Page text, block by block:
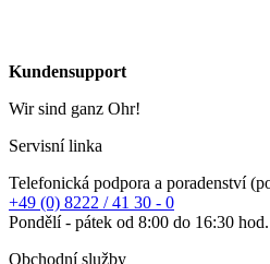
Wir sind ganz Ohr!
Servisní linka
+49 (0) 8222 / 41 30 - 0
Pondělí - pátek od 8:00 do 16:30 hod.
Obchodní služby